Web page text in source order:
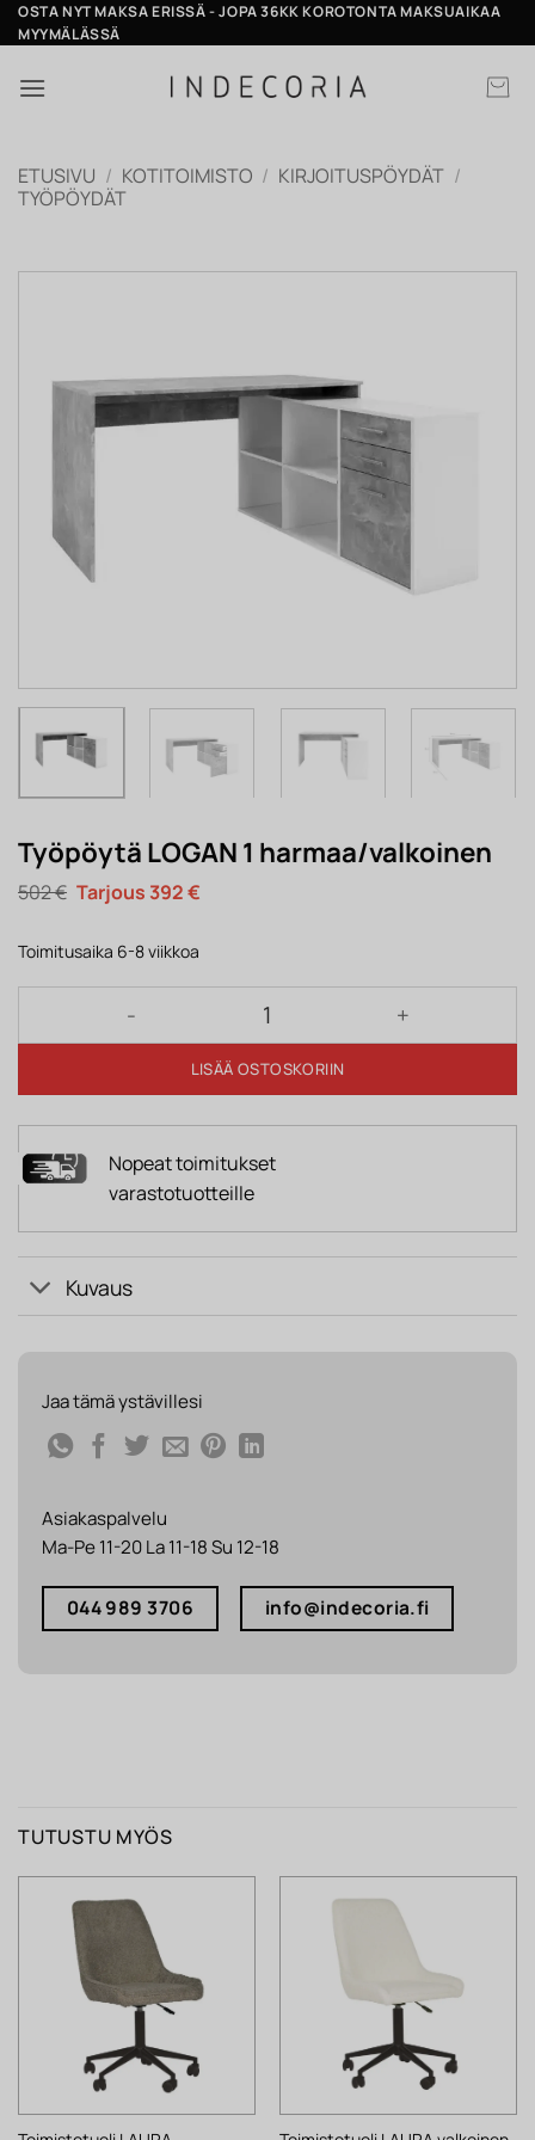
Skip
to
OSTA NYT MAKSA ERISSÄ - JOPA 36KK KOROTONTA MAKSUAIKAA
MYYMÄLÄSSÄ
ETUSIVU / KOTITOIMISTO / KIRJOITUSPÖYDÄT /
TYÖPÖYDÄT
Työpöytä LOGAN 1 harmaa/valkoinen
502€ Alkuperäinen
hinta
502 €.
392€Nykyinen
Toimitusaika 6-8 viikkoa
Työpöytä LOGAN 1 harmaa/valkoinen määrä
LISÄÄ OSTOSKORIIN
Nopeat toimitukset
varastotuotteille
Kuvaus
Jaa tämä ystävillesi
Asiakaspalvelu
Ma-Pe 11-20 La 11-18 Su 12-18
044 989 3706 info@indecoria.fi
TUTUSTU MYÖS